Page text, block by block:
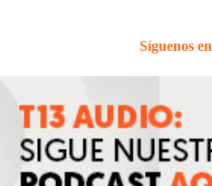
Síguenos en